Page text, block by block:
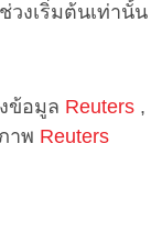
วงเริ่มต้นเท่านั้น
ข้อมูล Reuters ,
าพ Reuters